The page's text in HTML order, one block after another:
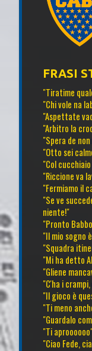
FRASI
"Tiratime
"Chi vole na
"Aspettate
"Arbitro la
"Spera de
"Otto sei
"Col
"Riccione va
"Fermiamo il
"Se ve
niente!"
"Pronto
"Il mio sogno
"Squadra
"Mi ha detto
"Gliene
"C'ha i
"Il gioco è
"Ti meno
"Guardalo
"Ti
"Ciao Fede,